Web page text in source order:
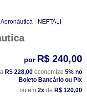
- NEFTALI
por R$ 240,00
R$ 228,00 economize 5% no
Boleto Bancário ou Pix
ou em 2x de R$ 120,00